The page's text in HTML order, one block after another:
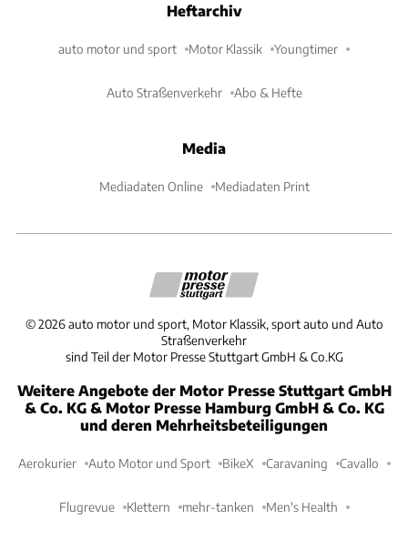
Heftarchiv
auto motor und sport Motor Klassik Youngtimer
Auto Straßenverkehr Abo & Hefte
Media
Mediadaten Online Mediadaten Print
©2026 auto motor und sport, Motor Klassik, sport auto und Auto
Straßenverkehr
sind Teil der Motor Presse Stuttgart GmbH & Co.KG
Weitere Angebote der Motor Presse Stuttgart GmbH
& Co. KG & Motor Presse Hamburg GmbH & Co. KG
und deren Mehrheitsbeteiligungen
Aerokurier Auto Motor und Sport BikeX Caravaning Cavallo
Flugrevue Klettern mehr-tanken Men's Health